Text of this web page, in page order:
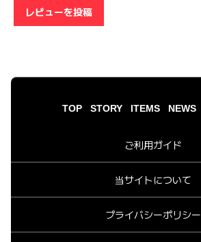
レビューを投稿
TOP STORY ITEMS NEWS
ご利用ガイド
当サイトについて
プライバシーポリシー